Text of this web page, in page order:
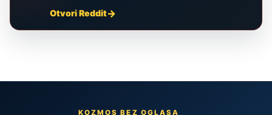
Otvori Reddit
KOZMOS BEZ OGLASA